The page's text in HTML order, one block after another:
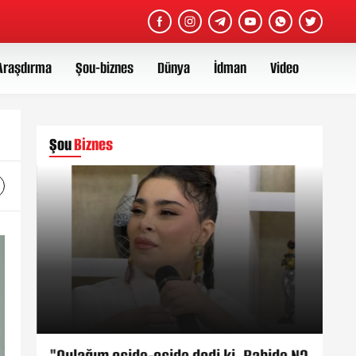
Şou-biznes Dünya İdman Video
ŞouBiznes